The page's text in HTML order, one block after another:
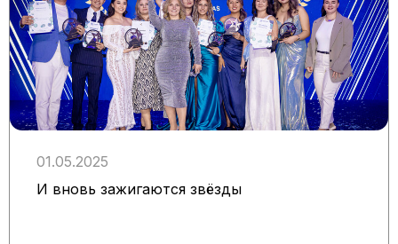
01.05.2025
И вновь зажигаются звёзды